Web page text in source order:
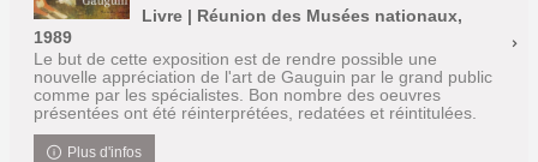
Livre | Réunion des Musées nationaux,
1989
Le but de cette exposition est de rendre possible une
nouvelle appréciation de l'art de Gauguin par le grand public
comme par les spécialistes. Bon nombre des oeuvres
présentées ont été réinterprétées, redatées et réintitulées.
Plus d'infos